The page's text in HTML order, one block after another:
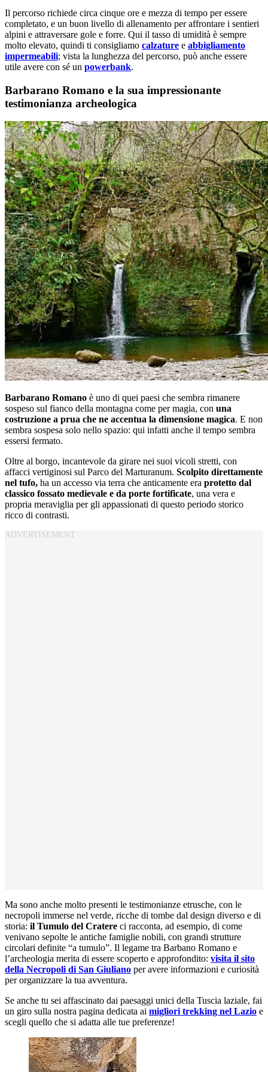
Il percorso richiede circa cinque ore e mezza di tempo per essere
completato, e un buon livello di allenamento per affrontare i sentieri
alpini e attraversare gole e forre. Qui il tasso di umidità è sempre
molto elevato, quindi ti consigliamo calzature e abbigliamento
impermeabili; vista la lunghezza del percorso, può anche essere
utile avere con sé un powerbank.
Barbarano Romano e la sua impressionante
testimonianza archeologica
Barbarano Romano è uno di quei paesi che sembra rimanere
sospeso sul fianco della montagna come per magia, con una
costruzione a prua che ne accentua la dimensione magica. E non
sembra sospesa solo nello spazio: qui infatti anche il tempo sembra
essersi fermato.
Oltre al borgo, incantevole da girare nei suoi vicoli stretti, con
affacci vertiginosi sul Parco del Marturanum. Scolpito direttamente
nel tufo, ha un accesso via terra che anticamente era protetto dal
classico fossato medievale e da porte fortificate, una vera e
propria meraviglia per gli appassionati di questo periodo storico
ricco di contrasti.
Ma sono anche molto presenti le testimonianze etrusche, con le
necropoli immerse nel verde, ricche di tombe dal design diverso e di
storia: il Tumulo del Cratere ci racconta, ad esempio, di come
venivano sepolte le antiche famiglie nobili, con grandi strutture
circolari definite “a tumulo”. Il legame tra Barbano Romano e
l’archeologia merita di essere scoperto e approfondito: visita il sito
della Necropoli di San Giuliano per avere informazioni e curiosità
per organizzare la tua avventura.
Se anche tu sei affascinato dai paesaggi unici della Tuscia laziale, fai
un giro sulla nostra pagina dedicata ai migliori trekking nel Lazio e
scegli quello che si adatta alle tue preferenze!